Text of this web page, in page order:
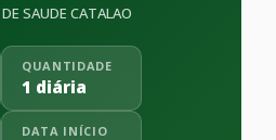
SAUDE CATALAO
QUANTIDADE
1 diária
DATA INÍCIO